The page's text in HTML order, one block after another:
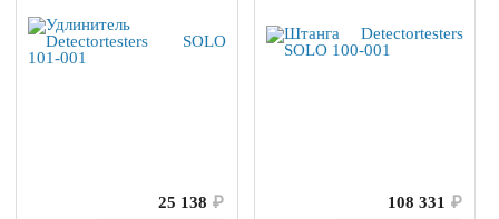
25 138 ₽
108 331 ₽